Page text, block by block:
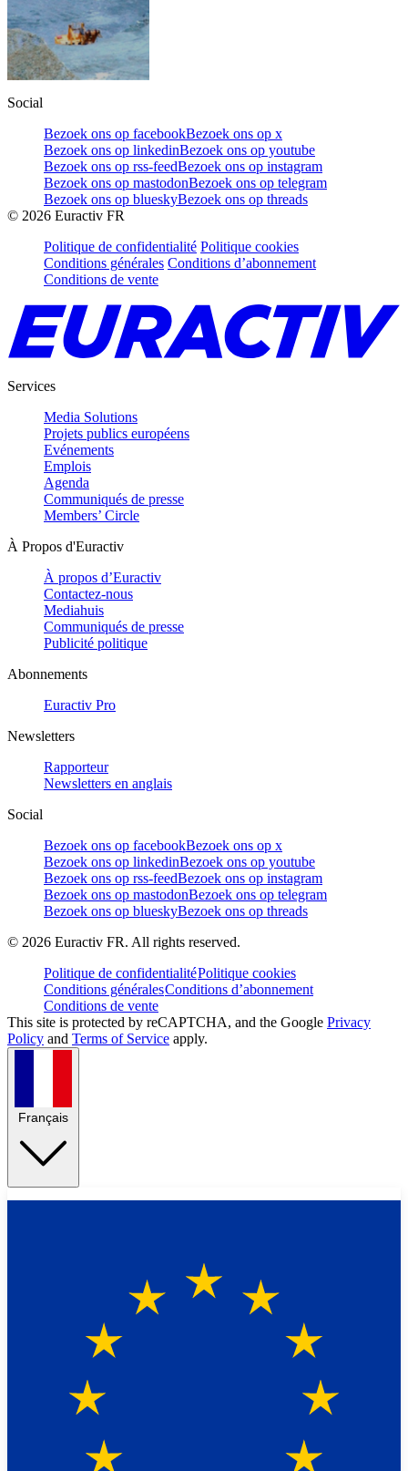
Social
Bezoek ons op facebookBezoek ons op x
Bezoek ons op linkedinBezoek ons op youtube
Bezoek ons op rss-feedBezoek ons op instagram
Bezoek ons op mastodonBezoek ons op telegram
Bezoek ons op blueskyBezoek ons op threads
© 2026 Euractiv FR
Politique de confidentialité Politique cookies
Conditions générales Conditions d’abonnement
Conditions de vente
Services
Media Solutions
Projets publics européens
Evénements
Emplois
Agenda
Communiqués de presse
Members’ Circle
À Propos d'Euractiv
À propos d’Euractiv
Contactez-nous
Mediahuis
Communiqués de presse
Publicité politique
Abonnements
Euractiv Pro
Newsletters
Rapporteur
Newsletters en anglais
Social
Bezoek ons op facebookBezoek ons op x
Bezoek ons op linkedinBezoek ons op youtube
Bezoek ons op rss-feedBezoek ons op instagram
Bezoek ons op mastodonBezoek ons op telegram
Bezoek ons op blueskyBezoek ons op threads
© 2026 Euractiv FR. All rights reserved.
Politique de confidentialitéPolitique cookies
Conditions généralesConditions d’abonnement
Conditions de vente
This site is protected by reCAPTCHA, and the Google Privacy
Policy and Terms of Service apply.
Français